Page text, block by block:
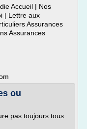
Accueil | Nos
| Lettre aux
Assurances
Assurances
ou
pas toujours tous